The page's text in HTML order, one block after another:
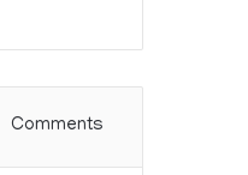
Comments